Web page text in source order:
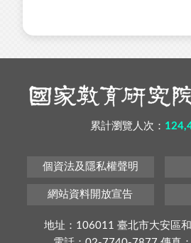
累計瀏覽人次：
個資法及隱私權聲明
網站資料開放宣告
地址：106011 臺北市大安區